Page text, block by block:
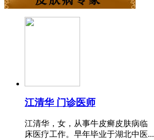
江清华 门诊医师
江清华，女，从事牛皮癣皮肤病临
床医疗工作。早年毕业于湖北中医...